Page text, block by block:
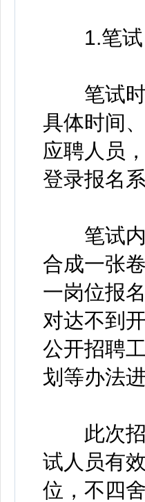
1.笔试
笔试时
具体时间
应聘人员
登录报名
笔试内
合成一张
一岗位报
对达不到
公开招聘
划等办法
此次招
试人员有
位，不四